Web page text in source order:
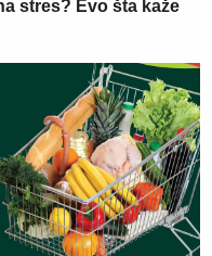
stres? Evo šta kaže